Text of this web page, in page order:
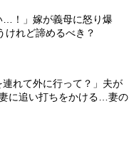
…！」嫁が義母に怒り爆
けれど諦めるべき？
連れて外に行って？」夫が
に追い打ちをかける…妻の